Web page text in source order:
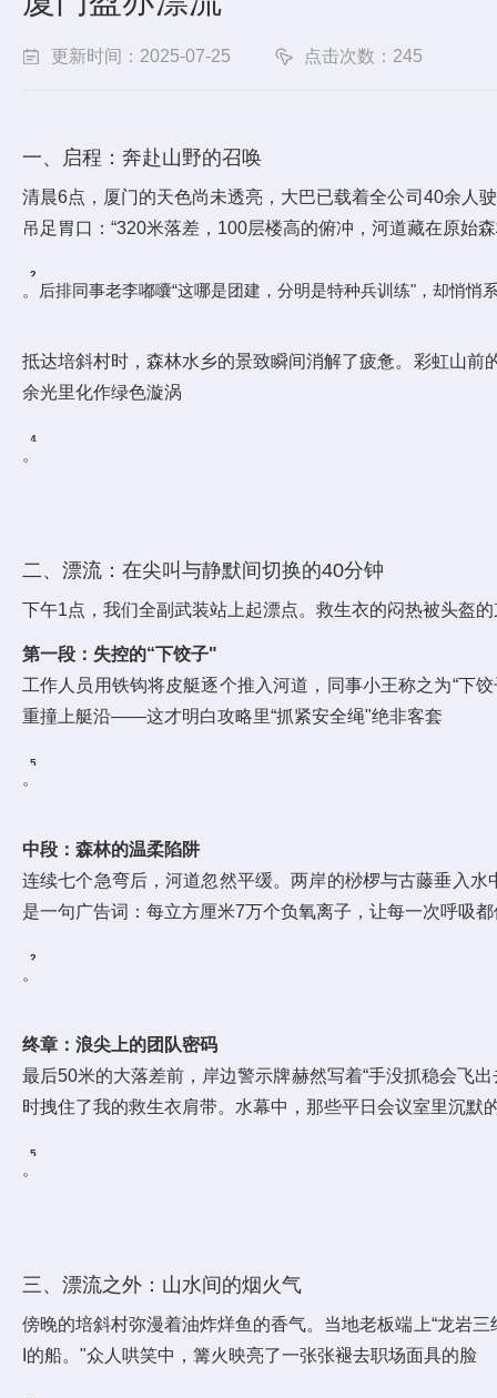
更新时间：2025-07-25 点击次数：245
一、启程：奔赴山野的召唤
清晨6点，厦门的天色尚未透亮，大巴已载着全公司40余人
吊足胃口：“320米落差，100层楼高的俯冲，河道藏在原
2
。后排同事老李嘟囔“这哪是团建，分明是特种兵训练"，却悄悄
抵达培斜村时，森林水乡的景致瞬间消解了疲惫。彩虹山
余光里化作绿色漩涡
4
。
二、漂流：在尖叫与静默间切换的40分钟
下午1点，我们全副武装站上起漂点。救生衣的闷热被头盔
第一段：失控的“下饺子"
工作人员用铁钩将皮艇逐个推入河道，同事小王称之为“下
重撞上艇沿——这才明白攻略里“抓紧安全绳"绝非客套
5
。
中段：森林的温柔陷阱
连续七个急弯后，河道忽然平缓。两岸的桫椤与古藤垂入
是一句广告词：每立方厘米7万个负氧离子，让每一次呼吸
2
。
终章：浪尖上的团队密码
最后50米的大落差前，岸边警示牌赫然写着“手没抓稳会飞
时拽住了我的救生衣肩带。水幕中，那些平日会议室里沉默
5
。
三、漂流之外：山水间的烟火气
傍晚的培斜村弥漫着油炸烊鱼的香气。当地老板端上“龙岩
I的船。"众人哄笑中，篝火映亮了一张张褪去职场面具的脸